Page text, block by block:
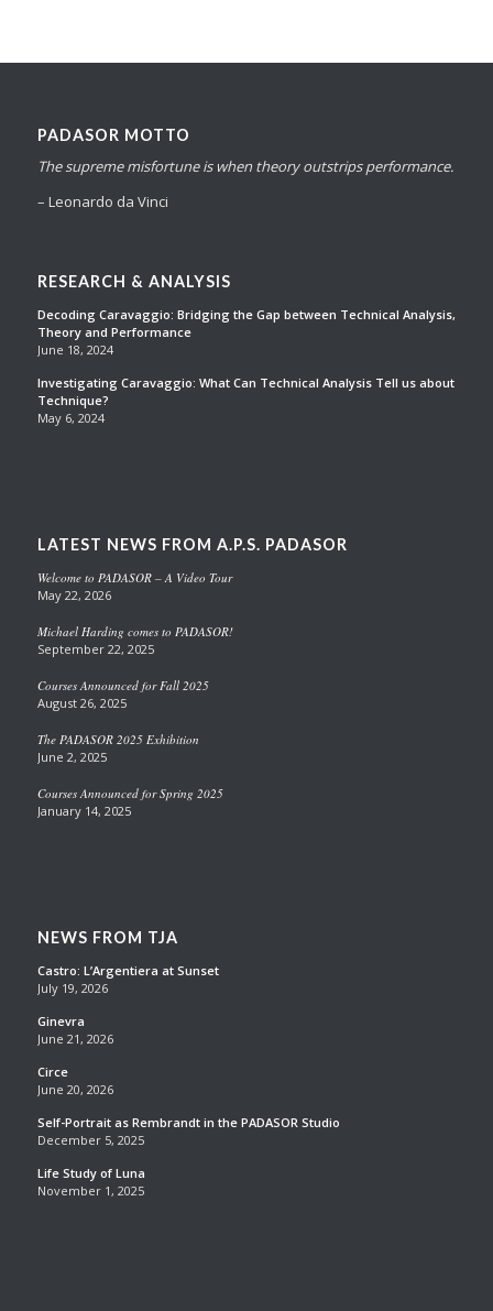
PADASOR MOTTO
The supreme misfortune is when theory outstrips performance.
– Leonardo da Vinci
RESEARCH & ANALYSIS
Decoding Caravaggio: Bridging the Gap between Technical Analysis,
Theory and Performance
June 18, 2024
Investigating Caravaggio: What Can Technical Analysis Tell us about
Technique?
May 6, 2024
LATEST NEWS FROM A.P.S. PADASOR
Welcome to PADASOR – A Video Tour
May 22, 2026
Michael Harding comes to PADASOR!
September 22, 2025
Courses Announced for Fall 2025
August 26, 2025
The PADASOR 2025 Exhibition
June 2, 2025
Courses Announced for Spring 2025
January 14, 2025
NEWS FROM TJA
Castro: L’Argentiera at Sunset
July 19, 2026
Ginevra
June 21, 2026
Circe
June 20, 2026
Self-Portrait as Rembrandt in the PADASOR Studio
December 5, 2025
Life Study of Luna
November 1, 2025